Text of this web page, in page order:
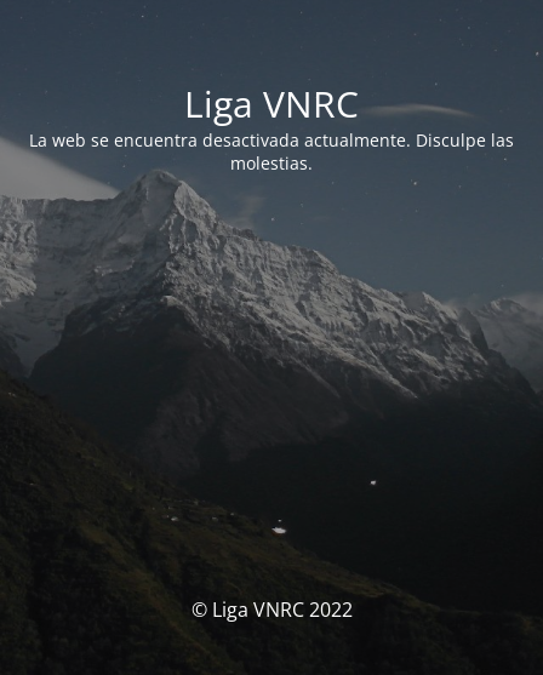
Liga VNRC
La web se encuentra desactivada actualmente. Disculpe las
molestias.
© Liga VNRC 2022